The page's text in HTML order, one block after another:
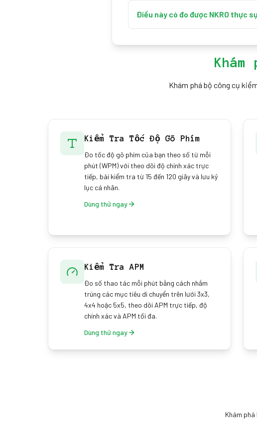
trong tổ hợp mà nó không thể phân
Điều này có đo được NKRO thực
6KRO qua USB và chỉ bật NKRO
có thể cao hơn những gì trình
Khám phá bộ công cụ
Kiểm Tra Tốc Độ Gõ Phím
Đo tốc độ gõ phím của bạn theo số từ mỗi
phút (WPM) với theo dõi độ chính xác trực
tiếp, bài kiểm tra từ 15 đến 120 giây và lưu kỷ
lục cá nhân.
Dùng thử ngay
Kiểm Tra APM
Đo số thao tác mỗi phút bằng cách nhắm
trúng các mục tiêu di chuyển trên lưới 3x3,
4x4 hoặc 5x5, theo dõi APM trực tiếp, độ
chính xác và APM tối đa.
Dùng thử ngay
Khám